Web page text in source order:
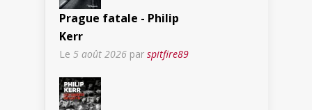
Prague fatale - Philip
Kerr
Le 5 août 2026 par spitfire89